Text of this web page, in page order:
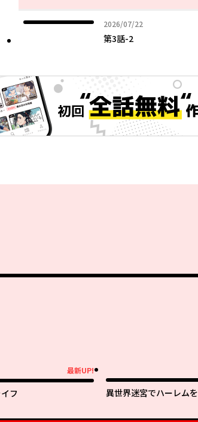
2026/07/22
2026年07月22日
第3話-2
最新UP!
フ 異世界迷宮でハーレムを